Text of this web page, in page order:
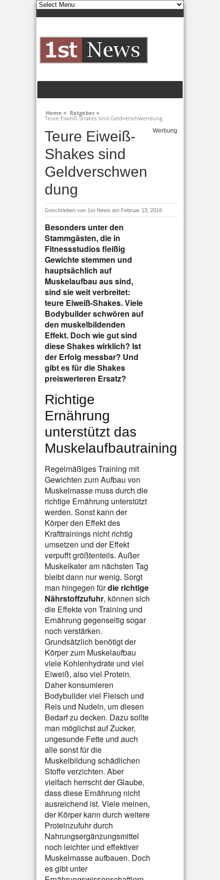
Home » Ratgeber »
Teure Eiweiß-Shakes sind Geldverschwendung
Teure Eiweiß-
Shakes sind
Geldverschwen
dung
Werbung
Geschrieben von 1st-News am Februar 13, 2016
Besonders unter den
Stammgästen, die in
Fitnessstudios fleißig
Gewichte stemmen und
hauptsächlich auf
Muskelaufbau aus sind,
sind sie weit verbreitet:
teure Eiweiß-Shakes. Viele
Bodybuilder schwören auf
den muskelbildenden
Effekt. Doch wie gut sind
diese Shakes wirklich? Ist
der Erfolg messbar? Und
gibt es für die Shakes
preiswerteren Ersatz?
Richtige
Ernährung
unterstützt das
Muskelaufbautraining
Regelmäßiges Training mit
Gewichten zum Aufbau von
Muskelmasse muss durch die
richtige Ernährung unterstützt
werden. Sonst kann der
Körper den Effekt des
Krafttrainings nicht richtig
umsetzen und der Effekt
verpufft größtenteils. Außer
Muskelkater am nächsten Tag
bleibt dann nur wenig. Sorgt
man hingegen fürdie richtige
Nährstoffzufuhr, können sich
die Effekte von Training und
Ernährung gegenseitig sogar
noch verstärken.
Grundsätzlich benötigt der
Körper zum Muskelaufbau
viele Kohlenhydrate und viel
Eiweiß, also viel Protein.
Daher konsumieren
Bodybuilder viel Fleisch und
Reis und Nudeln, um diesen
Bedarf zu decken. Dazu sollte
man möglichst auf Zucker,
ungesunde Fette und auch
alle sonst für die
Muskelbildung schädlichen
Stoffe verzichten. Aber
vielfach herrscht der Glaube,
dass diese Ernährung nicht
ausreichend ist. Viele meinen,
der Körper kann durch weitere
Proteinzufuhr durch
Nahrungsergänzungsmittel
noch leichter und effektiver
Muskelmasse aufbauen. Doch
es gibt unter